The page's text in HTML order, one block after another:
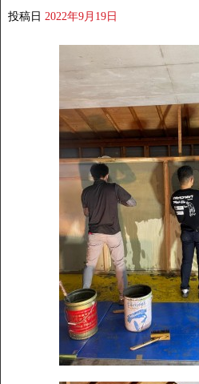
投稿日 2022年9月19日